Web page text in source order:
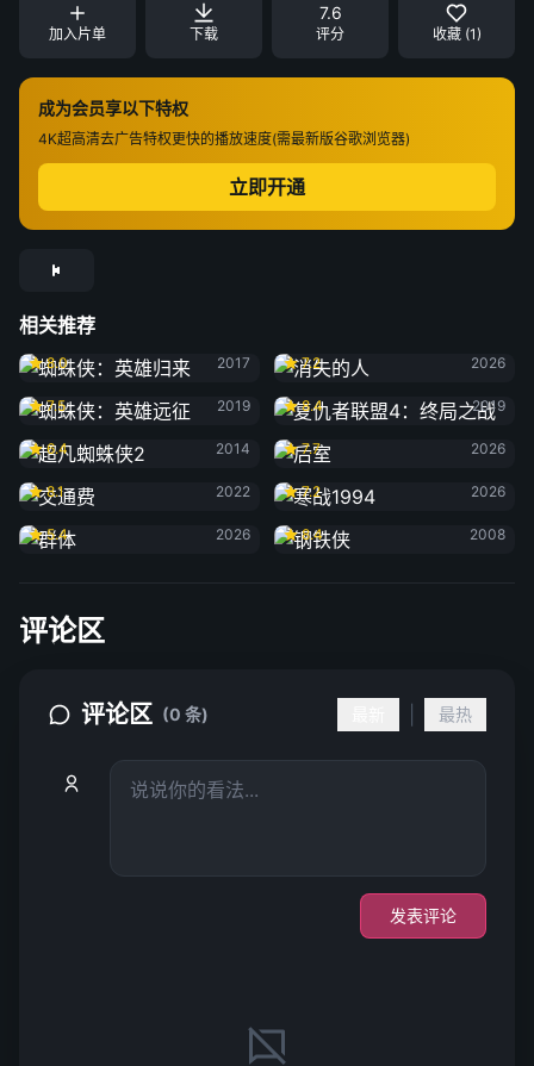
加入片单 下载
7.6
评分 收藏 (1)
成为会员享以下特权
4K超高清去广告特权更快的播放速度(需最新版谷歌浏览器)
立即开通
相关推荐
蜘蛛侠：英雄归来
8.0
2017
7.2
2026
蜘蛛侠：英雄远征
7.5
2019
复仇者联盟4：终局之战
8.4
2019
超凡蜘蛛侠2
6.4
2014
后室
7.7
2026
交通费
8.1
2022
寒战1994
7.2
2026
群体
5.4
2026
钢铁侠
8.4
2008
评论区
评论区 (0 条) 最热
发表评论